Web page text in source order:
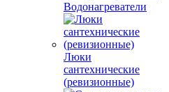
Водонагреватели
Люки
сантехнические
(ревизионные)